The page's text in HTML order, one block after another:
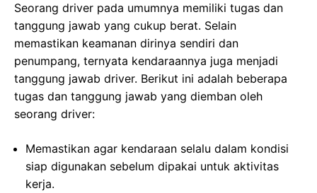
Seorang driver pada umumnya memiliki tugas dan
tanggung jawab yang cukup berat. Selain
memastikan keamanan dirinya sendiri dan
penumpang, ternyata kendaraannya juga menjadi
tanggung jawab driver. Berikut ini adalah beberapa
tugas dan tanggung jawab yang diemban oleh
seorang driver:
Memastikan agar kendaraan selalu dalam kondisi
siap digunakan sebelum dipakai untuk aktivitas
kerja.